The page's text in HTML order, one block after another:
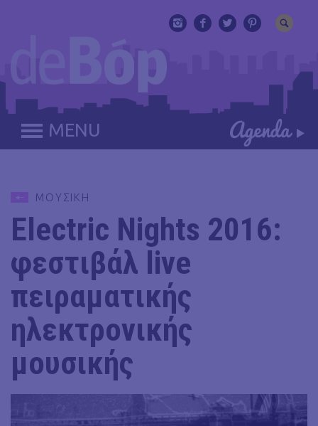
MENU
ΜΟΥΣΙΚΗ
Electric Nights 2016:
φεστιβάλ live
πειραματικής
ηλεκτρονικής
μουσικής